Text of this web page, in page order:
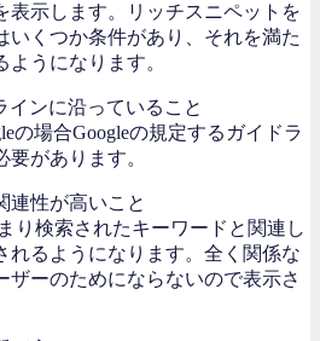
表示します。リッチスニペットを
いくつか条件があり、それを満た
うになります。
インに沿っていること
の場合Googleの規定するガイドラ
があります。
連性が高いこと
り検索されたキーワードと関連し
れるようになります。全く関係な
ザーのためにならないので表示さ